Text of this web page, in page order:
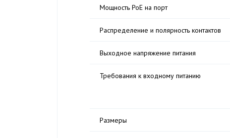
Мощность PoE на порт
Распределение и полярность контактов
Выходное напряжение питания
Требования к входному питанию
Размеры